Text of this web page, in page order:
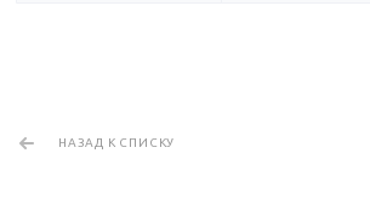
НАЗАД К СПИСКУ